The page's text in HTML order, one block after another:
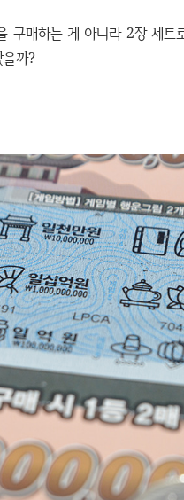
구매하는 게 아니라 2장 세
까?